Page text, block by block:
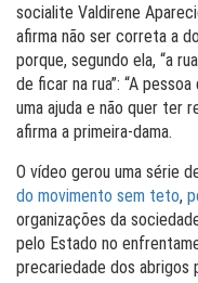
socialite Valdirene
afirma não ser correta a
porque, segundo ela, “a
de ficar na rua”: “A
uma ajuda e não quer ter
afirma a primeira-dama.
O vídeo gerou uma série
do movimento sem teto,
organizações da
pelo Estado no
precariedade dos abrigos